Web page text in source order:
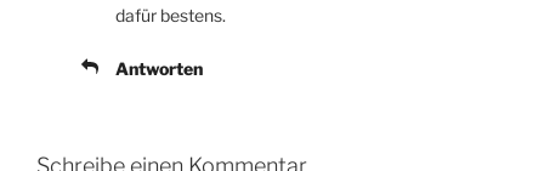
dafür bestens.
Antworten